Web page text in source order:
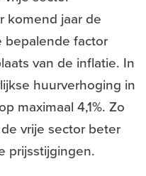
komend jaar de
bepalende factor
van de inflatie. In
huurverhoging in
maximaal 4,1%. Zo
vrije sector beter
prijsstijgingen.